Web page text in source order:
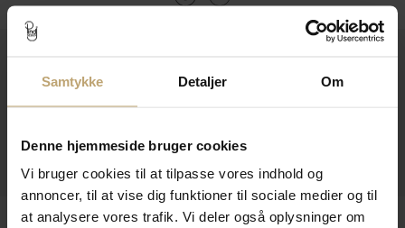
Samtykke Detaljer Om
Denne hjemmeside bruger cookies
Vi bruger cookies til at tilpasse vores indhold og
annoncer, til at vise dig funktioner til sociale medier og til
at analysere vores trafik. Vi deler også oplysninger om
Åbningstider I Butikken
Praktiske Sider
Leveringsmuligheder